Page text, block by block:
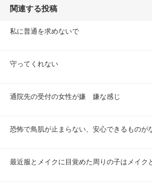
関連する投稿
私に普通を求めないで
守ってくれない
通院先の受付の女性が嫌　嫌な感じ
恐怖で鳥肌が止まらない、安心できるものが
最近服とメイクに目覚めた周りの子はメイ